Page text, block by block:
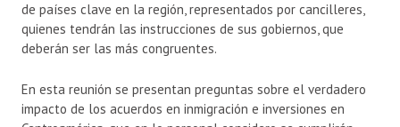
de países clave en la región, representados por cancilleres,
quienes tendrán las instrucciones de sus gobiernos, que
deberán ser las más congruentes.
En esta reunión se presentan preguntas sobre el verdadero
impacto de los acuerdos en inmigración e inversiones en